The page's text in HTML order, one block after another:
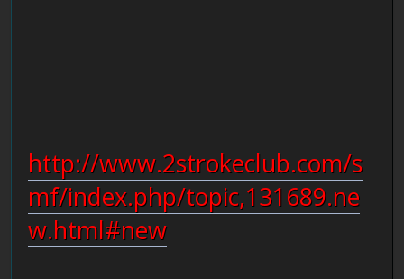
http://www.2strokeclub.com/s
mf/index.php/topic,131689.ne
w.html#new